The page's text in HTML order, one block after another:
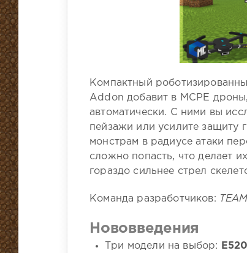
Компактный
Addon добавит в MCPE
автоматически. С ними вы
пейзажи или усилите защиту
монстрам в радиусе атаки
сложно попасть, что делает
гораздо сильнее стрел
Команда разработчиков:
Нововведения
Три модели на выбор: Е520